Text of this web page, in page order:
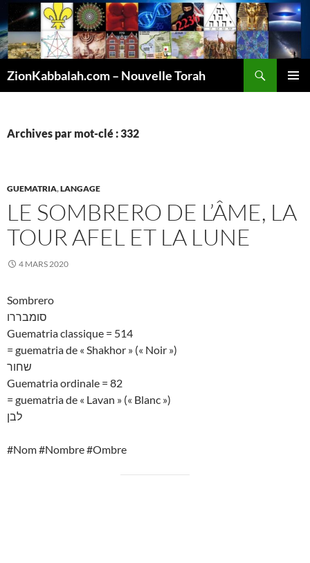
ZionKabbalah.com – Nouvelle Torah
Archives par mot-clé : 332
GUEMATRIA,LANGAGE
LE SOMBRERO DE L’ÂME, LA
TOUR AFEL ET LA LUNE
4 MARS 2020
Sombrero
סומבררו
Guematria classique = 514
= guematria de « Shakhor » (« Noir »)
שחור
Guematria ordinale = 82
= guematria de « Lavan » (« Blanc »)
לבן
#Nom #Nombre #Ombre